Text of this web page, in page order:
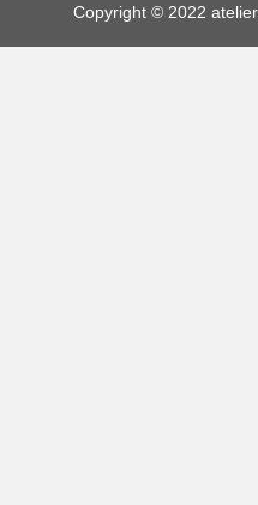
Copyright © 2022